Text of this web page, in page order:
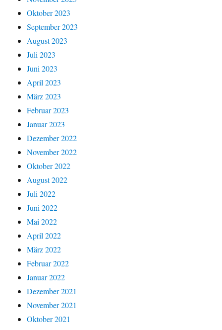
Oktober 2023
September 2023
August 2023
Juli 2023
Juni 2023
April 2023
März 2023
Februar 2023
Januar 2023
Dezember 2022
November 2022
Oktober 2022
August 2022
Juli 2022
Juni 2022
Mai 2022
April 2022
März 2022
Februar 2022
Januar 2022
Dezember 2021
November 2021
Oktober 2021